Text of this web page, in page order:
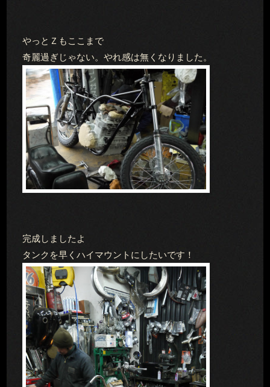
やっとＺもここまで
奇麗過ぎじゃない。やれ感は無くなりました。
完成しましたよ
タンクを早くハイマウントにしたいです！